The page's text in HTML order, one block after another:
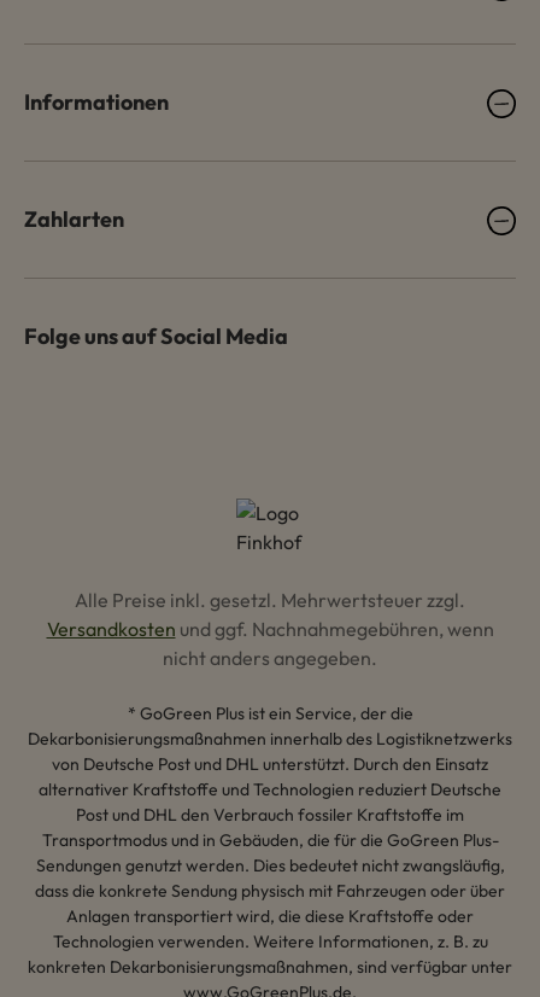
Informationen
Zahlarten
Folge uns auf Social Media
Alle Preise inkl. gesetzl. Mehrwertsteuer zzgl.
Versandkosten und ggf. Nachnahmegebühren, wenn
nicht anders angegeben.
* GoGreen Plus ist ein Service, der die
Dekarbonisierungsmaßnahmen innerhalb des Logistiknetzwerks
von Deutsche Post und DHL unterstützt. Durch den Einsatz
alternativer Kraftstoffe und Technologien reduziert Deutsche
Post und DHL den Verbrauch fossiler Kraftstoffe im
Transportmodus und in Gebäuden, die für die GoGreen Plus-
Sendungen genutzt werden. Dies bedeutet nicht zwangsläufig,
dass die konkrete Sendung physisch mit Fahrzeugen oder über
Anlagen transportiert wird, die diese Kraftstoffe oder
Technologien verwenden. Weitere Informationen, z. B. zu
konkreten Dekarbonisierungsmaßnahmen, sind verfügbar unter
www.GoGreenPlus.de.